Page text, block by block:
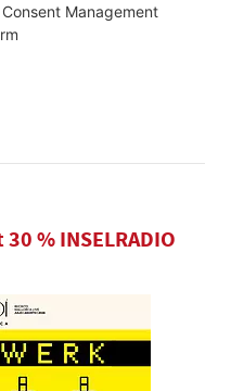
Management
% INSELRADIO